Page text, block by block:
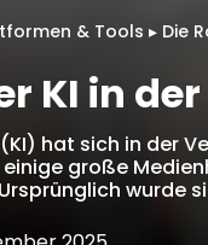
& Tools ▸ Die
KI in
hat sich in der
große
wurde